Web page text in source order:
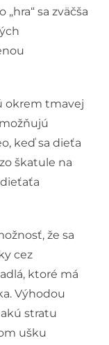
sa zväčša
okrem tmavej
keď sa dieťa
škatule na
že sa
cez
ktoré má
Výhodou
stratu
ušku